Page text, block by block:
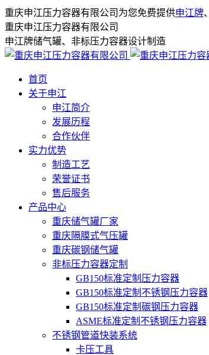
重庆申江压力容器有限公司为您免费提供申江牌、
重庆申江压力容器有限公司
申江牌储气罐、非标压力容器设计制造
首页
关于申江
申江简介
发展历程
合作伙伴
实力优势
制造工艺
荣誉证书
售后服务
产品中心
重庆储气罐厂家
重庆隔膜式气压罐
重庆碳钢储气罐
非标压力容器定制
GB150标准定制压力容器
GB150标准定制不锈钢压力容器
GB150标准定制碳钢压力容器
ASME标准定制不锈钢压力容器
不锈钢管道快装系统
卡压工具